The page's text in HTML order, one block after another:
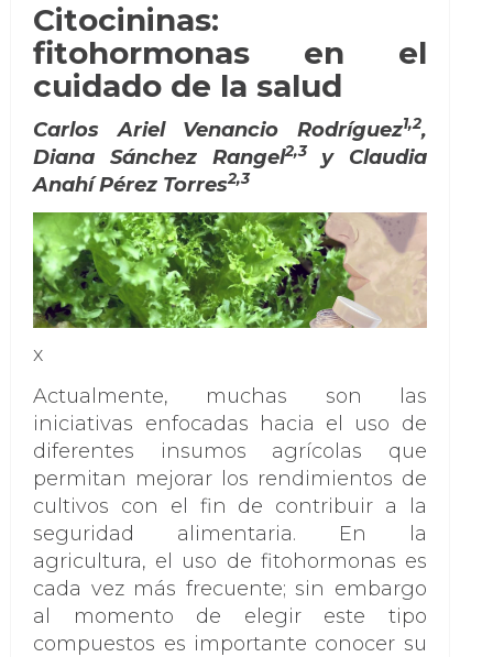
Citocininas:
fitohormonas en el
cuidado de la salud
Carlos Ariel Venancio Rodríguez1,2,
Diana Sánchez Rangel2,3y Claudia
Anahí Pérez Torres2,3
x
Actualmente, muchas son las
iniciativas enfocadas hacia el uso de
diferentes insumos agrícolas que
permitan mejorar los rendimientos de
cultivos con el fin de contribuir a la
seguridad alimentaria. En la
agricultura, el uso de fitohormonas es
cada vez más frecuente; sin embargo
al momento de elegir este tipo
compuestos es importante conocer su